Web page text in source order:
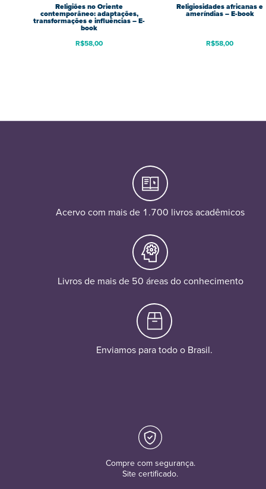
Religiões no Oriente
contemporâneo: adaptações,
transformações e influências – E-
book
R$58,00
Religiosidades africanas e
ameríndias – E-book
R$58,00
Acervo com mais de 1.700 livros acadêmicos
Livros de mais de 50 áreas do conhecimento
Enviamos para todo o Brasil.
Compre com segurança.
Site certificado.